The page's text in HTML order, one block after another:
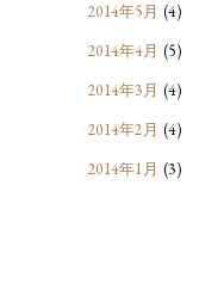
2014年5月 (4)
2014年4月 (5)
2014年3月 (4)
2014年2月 (4)
2014年1月 (3)